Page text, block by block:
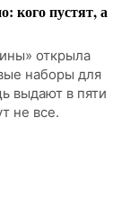
кого пустят, а
открыла
наборы для
выдают в пяти
не все.